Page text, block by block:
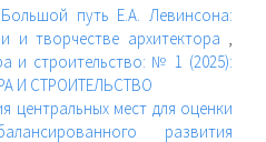
Большой путь Е.А. Левинсона:
и творчестве архитектора ,
и строительство: № 1 (2025):
И СТРОИТЕЛЬСТВО
центральных мест для оценки
развития